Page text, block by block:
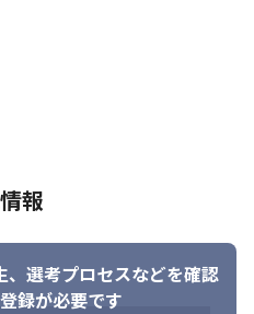
報
選考プロセスなどを確認
録が必要です